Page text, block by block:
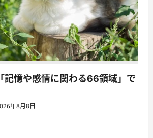
記憶や感情に関わる66領域」で
年8月8日